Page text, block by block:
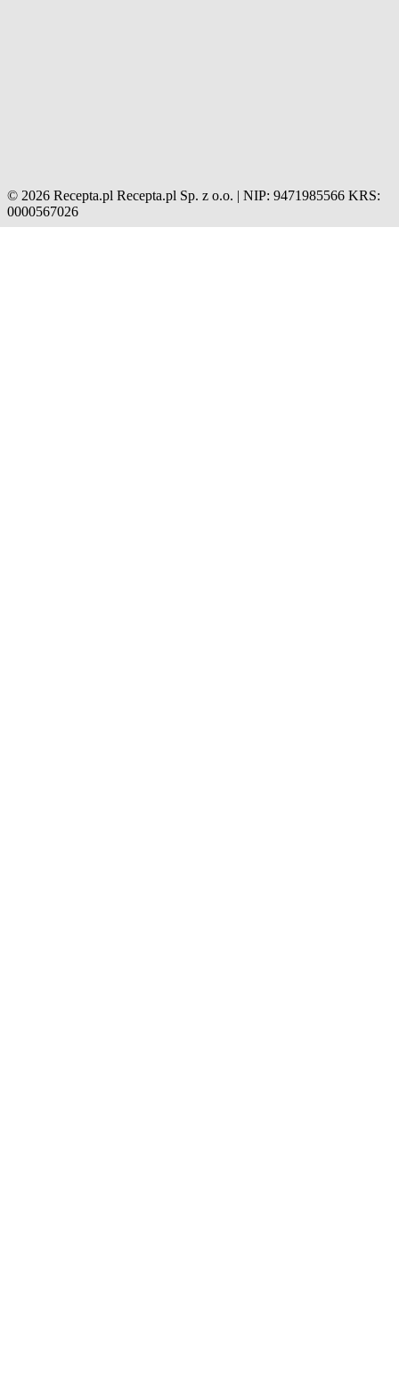
© 2026 Recepta.pl Recepta.pl Sp. z o.o. | NIP: 9471985566 KRS:
0000567026